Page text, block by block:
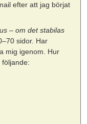
efter att jag börjat
– om det stabilas
sidor. Har
mig igenom. Hur